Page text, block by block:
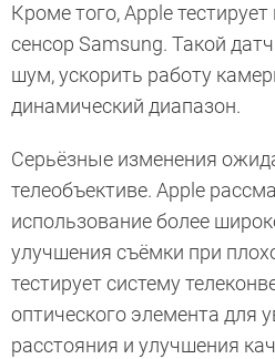
Кроме того, Apple
сенсор Samsung. Такой
шум, ускорить работу
динамический диапазон.
Серьёзные изменения
телеобъективе. Apple
использование более
улучшения съёмки при
тестирует систему
оптического элемента для
расстояния и улучшения